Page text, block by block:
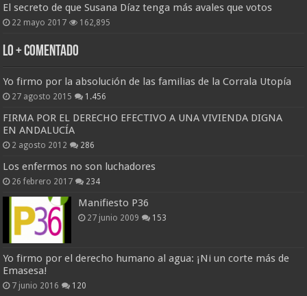
El secreto de que Susana Díaz tenga más avales que votos
22 mayo 2017 162,895
Lo + Comentado
Yo firmo por la absolución de las familias de la Corrala Utopía
27 agosto 2015 1.456
FIRMA POR EL DERECHO EFECTIVO A UNA VIVIENDA DIGNA
EN ANDALUCÍA
2 agosto 2012 286
Los enfermos no son luchadores
26 febrero 2017 234
Manifiesto P36
27 junio 2009 153
Yo firmo por el derecho humano al agua: ¡Ni un corte más de
Emasesa!
7 junio 2016 120